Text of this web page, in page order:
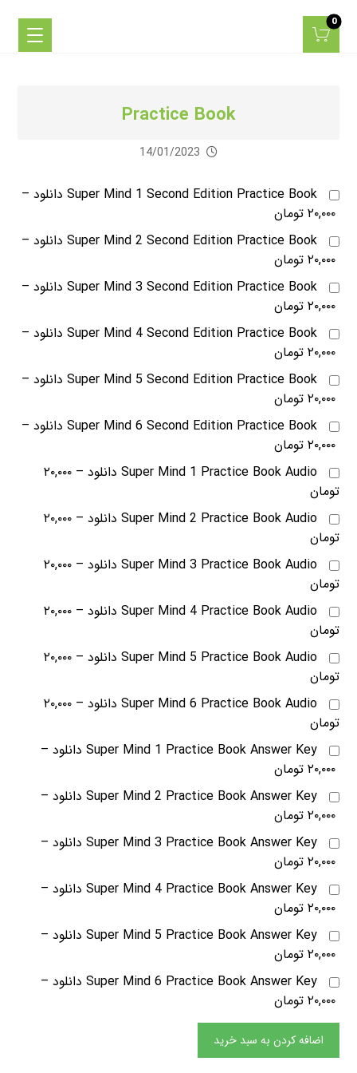
Practice Book
14/01/2023
Super Mind 1 Second Edition Practice Book دانلود
–
۲۰,۰۰۰ تومان
Super Mind 2 Second Edition Practice Book دانلود
–
۲۰,۰۰۰ تومان
Super Mind 3 Second Edition Practice Book دانلود
–
۲۰,۰۰۰ تومان
Super Mind 4 Second Edition Practice Book دانلود
–
۲۰,۰۰۰ تومان
Super Mind 5 Second Edition Practice Book دانلود
–
۲۰,۰۰۰ تومان
Super Mind 6 Second Edition Practice Book دانلود
–
۲۰,۰۰۰ تومان
Super Mind 1 Practice Book Audio دانلود
–۲۰,۰۰۰
تومان
Super Mind 2 Practice Book Audio دانلود
–۲۰,۰۰۰
تومان
Super Mind 3 Practice Book Audio دانلود
–۲۰,۰۰۰
تومان
Super Mind 4 Practice Book Audio دانلود
–۲۰,۰۰۰
تومان
Super Mind 5 Practice Book Audio دانلود
–۲۰,۰۰۰
تومان
Super Mind 6 Practice Book Audio دانلود
–۲۰,۰۰۰
تومان
Super Mind 1 Practice Book Answer Key دانلود
–
۲۰,۰۰۰ تومان
Super Mind 2 Practice Book Answer Key دانلود
–
۲۰,۰۰۰ تومان
Super Mind 3 Practice Book Answer Key دانلود
–
۲۰,۰۰۰ تومان
Super Mind 4 Practice Book Answer Key دانلود
–
۲۰,۰۰۰ تومان
Super Mind 5 Practice Book Answer Key دانلود
–
۲۰,۰۰۰ تومان
Super Mind 6 Practice Book Answer Key دانلود
–
۲۰,۰۰۰ تومان
اضافه کردن به سبد خرید